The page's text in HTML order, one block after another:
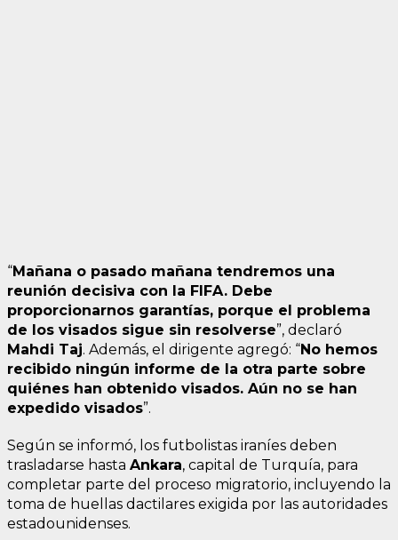
“Mañana o pasado mañana tendremos una
reunión decisiva con la FIFA. Debe
proporcionarnos garantías, porque el problema
de los visados sigue sin resolverse”, declaró
Mahdi Taj. Además, el dirigente agregó: “No hemos
recibido ningún informe de la otra parte sobre
quiénes han obtenido visados. Aún no se han
expedido visados”.
Según se informó, los futbolistas iraníes deben
trasladarse hasta Ankara, capital de Turquía, para
completar parte del proceso migratorio, incluyendo la
toma de huellas dactilares exigida por las autoridades
estadounidenses.